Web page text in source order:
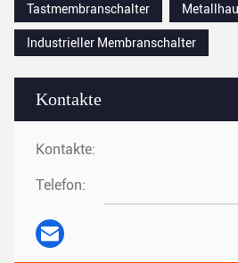
Kontakte
Kontakte:
Telefon:
Tastmembranschalter
Industrieller Membranschalter